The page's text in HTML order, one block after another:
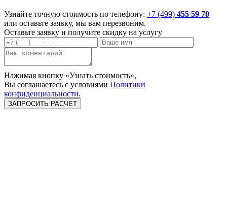
Узнайте точную стоимость по телефону: +7 (499) 455 59 70
или оставьте заявку, мы вам перезвоним.
Оставьте заявку и получите скидку на услугу
Нажимая кнопку «Узнать стоимость»,
Вы соглашаетесь c условиями Политики
конфиденциальности.